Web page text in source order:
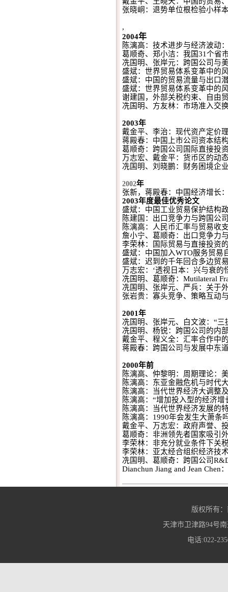
张晓峒：退势单位根检验小样
,
2004年
陈漓高：技术进步与经济波动
葛顺奇、郑小洁：我国31个省
冼国明、张岸元：跨国公司与
盛斌：世界贸易体系变革中的
盛斌：中国的贸易流量与出口
盛斌：世界贸易体系变革中的
谢建国，外部关税约束、自由
冼国明、方友林：市场准入交
2003年
戴金平、李治：现代资产定价
蒋殿春：中国上市公司资本结
葛顺奇：跨国公司国际直接投
万志宏、戴金平：货币区的动
冼国明、刘晓鹏：财务困境企
2002年
张新，蒋殿春：中国经济增长
2003年度最佳优秀论文
盛斌：中国工业贸易保护结构
陈建国：出口竞争力与跨国公
陈漓高：人民币汇率与贸易收
詹小宁、葛顺奇：出口竞争力
李荣林：国际贸易与直接投资
盛斌：中国加入WTO服务贸易
盛斌：迟到的千年回合多边贸
万志宏： ‘透视日本：兴与衰的
冼国明、葛顺奇： Mutilateral
冼国明、张岸元、严兵：关于
张岩贵：寡头竞争、策略互动
2001年
冼国明、张岸元、白文波： “三
冼国明、杨锐：跨国公司的内
戴金平、程义全：汇率合作中
蒋殿春：跨国公司与发展中东
2000年前
陈漓高、仲黎明：周期理论：
陈漓高：东亚金融危机与时代
陈漓高：当代世界经济大调整
陈漓高： “增加投入型的经济增
陈漓高：当代世界经济发展的
陈漓高： 1990年会发生大萧条
戴金平、万志宏：政府声誉、
葛顺奇：非洲领先者国家吸引
李荣林：非充分就业条件下关
李荣林：亚太经合组织经济技
冼国明、葛顺奇：跨国公司
Dianchun Jiang and Jean Chen：
版权所有
天津市卫津路94号
电话:022-